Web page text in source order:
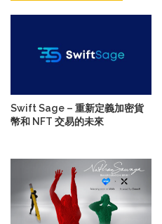
Swift Sage – 重新定義加密貨
幣和 NFT 交易的未來